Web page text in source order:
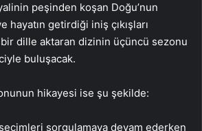
peşinden koşan Doğu’nun
hayatın getirdiği iniş çıkışları
dille aktaran dizinin üçüncü sezonu
buluşacak.
hikayesi ise şu şekilde:
sorgulamaya devam ederken